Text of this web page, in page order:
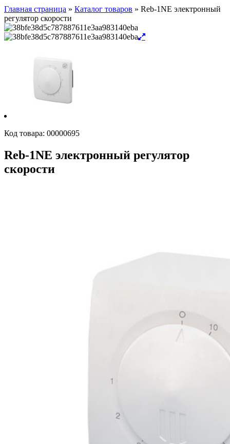
Главная страница » Каталог товаров » Reb-1NE электронный
регулятор скорости
Код товара: 00000695
Reb-1NE электронный регулятор
скорости